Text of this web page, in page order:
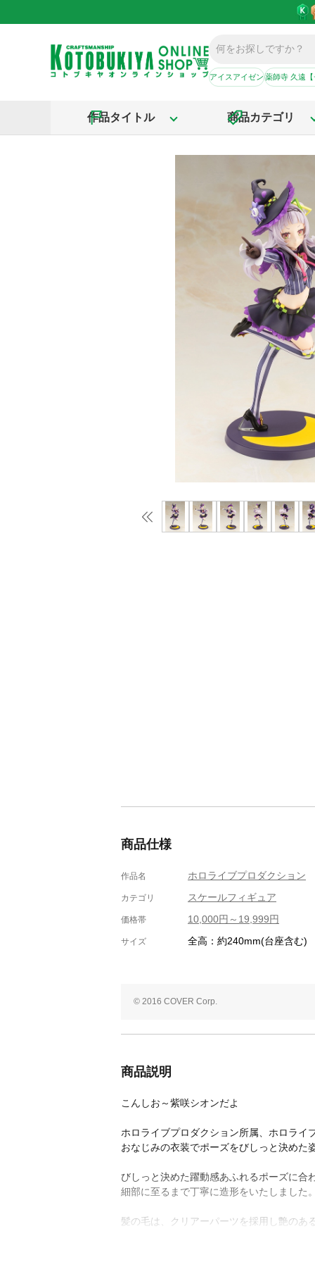
アイスアイゼン薬師寺 久遠
作品タイトル 商品カテゴリ
商品仕様
作品名 ホロライブプロダクション
カテゴリ スケールフィギュア
価格帯 10,000円～19,999円
サイズ 全高：約240mm(台座含む)
© 2016 COVER Corp.
商品説明
こんしお～紫咲シオンだよ
ホロライブプロダクション所属、ホロライ
おなじみの衣装でポーズをびしっと決めた
びしっと決めた躍動感あふれるポーズに合
細部に至るまで丁寧に造形をいたしました
髪の毛は、クリアーパーツを採用し艶のあ